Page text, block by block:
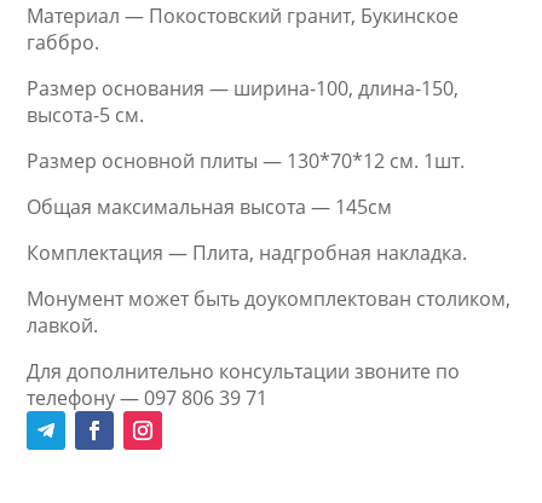
Материал — Покостовский гранит, Букинское
габбро.
Размер основания — ширина-100, длина-150,
высота-5 см.
Размер основной плиты — 130*70*12 см. 1шт.
Общая максимальная высота — 145см
Комплектация — Плита, надгробная накладка.
Монумент может быть доукомплектован столиком,
лавкой.
Для дополнительно консультации звоните по
телефону — 097 806 39 71